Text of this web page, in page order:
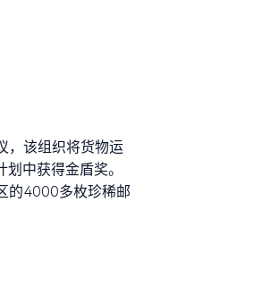
，该组织将货物运
中获得金盾奖。
的4000多枚珍稀邮